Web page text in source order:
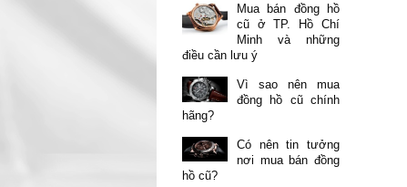
Mua bán đồng hồ
cũ ở TP. Hồ Chí
Minh và những
điều cần lưu ý
Vì sao nên mua
đồng hồ cũ chính
hãng?
Có nên tin tưởng
nơi mua bán đồng
hồ cũ?